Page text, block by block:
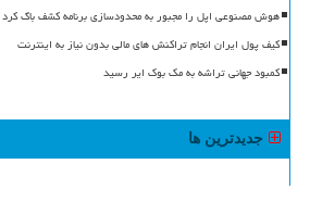
هوش مصنوعی اپل را مجبور به محدودسازی برنامه کشف باگ کرد
کیف پول ایران انجام تراکنش های مالی بدون نیاز به اینترنت
کمبود جهانی تراشه به مک بوک ایر رسید
جدیدترین ها